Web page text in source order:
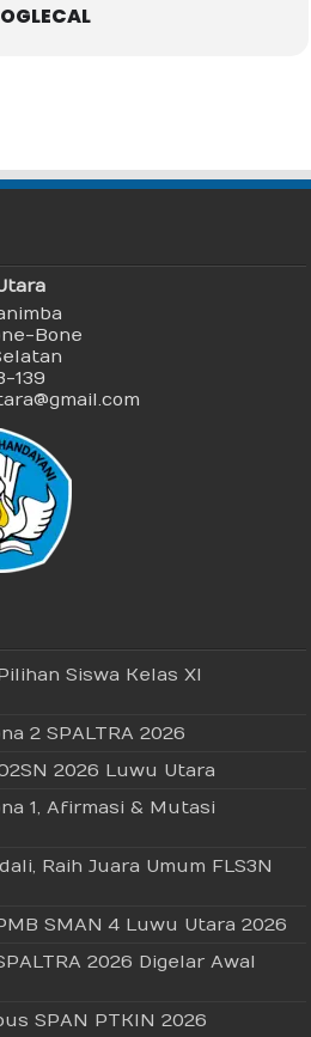
Bone
139
Siswa Kelas XI
2 SPALTRA 2026
2026 Luwu Utara
1, Afirmasi & Mutasi
Raih Juara Umum FLS3N
SMAN 4 Luwu Utara 2026
2026 Digelar Awal
SPAN PTKIN 2026